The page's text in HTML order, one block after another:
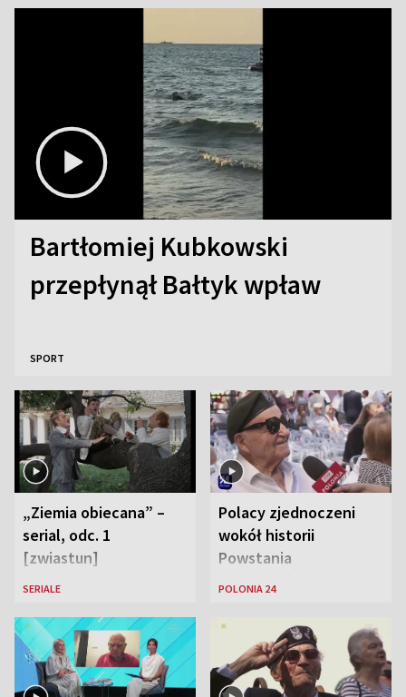
Bartłomiej Kubkowski
przepłynął Bałtyk wpław
SPORT
„Ziemia obiecana” –
serial, odc. 1
[zwiastun]
SERIALE
Polacy zjednoczeni
wokół historii
Powstania
Warszawskiego
POLONIA 24